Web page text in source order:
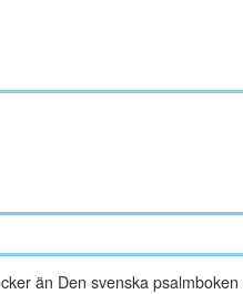
än Den svenska